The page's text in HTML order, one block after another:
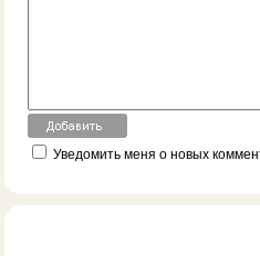
Уведомить меня о новых